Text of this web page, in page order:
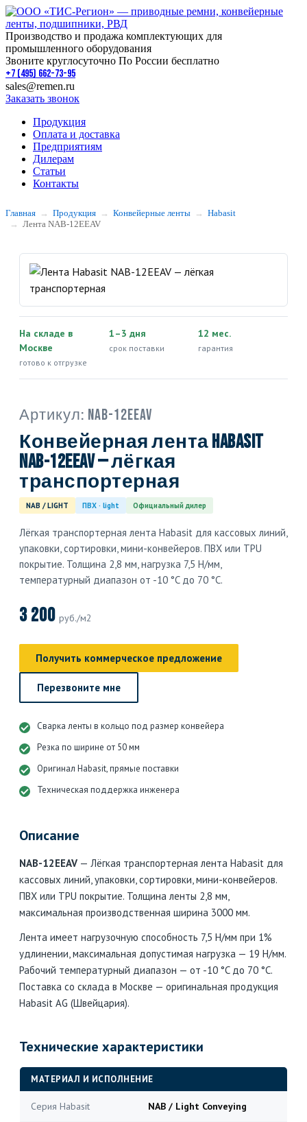
Производство и продажа комплектующих для
промышленного оборудования
Звоните круглосуточно По России бесплатно
+7 (495) 662-73-95
sales@remen.ru
Заказать звонок
Продукция
Оплата и доставка
Предприятиям
Дилерам
Статьи
Контакты
Главная Продукция Конвейерные ленты
Habasit
Лента NAB-12EEAV
На складе в
Москве
готово к отгрузке
1–3 дня
срок поставки
12 мес.
гарантия
Артикул: NAB-12EEAV
Конвейерная лента Habasit
NAB-12EEAV — лёгкая
транспортерная
NAB / LIGHT ПВХ · light Официальный дилер
Лёгкая транспортерная лента Habasit для кассовых линий,
упаковки, сортировки, мини-конвейеров. ПВХ или TPU
покрытие. Толщина 2,8 мм, нагрузка 7,5 Н/мм,
температурный диапазон от -10 °C до 70 °C.
3 200 руб./м2
Получить коммерческое предложение
Перезвоните мне
Сварка ленты в кольцо под размер конвейера
Резка по ширине от 50 мм
Оригинал Habasit, прямые поставки
Техническая поддержка инженера
Описание
NAB-12EEAV — Лёгкая транспортерная лента Habasit для
кассовых линий, упаковки, сортировки, мини-конвейеров.
ПВХ или TPU покрытие. Толщина ленты 2,8 мм,
максимальная производственная ширина 3000 мм.
Лента имеет нагрузочную способность 7,5 Н/мм при 1%
удлинении, максимальная допустимая нагрузка — 19 Н/мм.
Рабочий температурный диапазон — от -10 °C до 70 °C.
Поставка со склада в Москве — оригинальная продукция
Habasit AG (Швейцария).
Технические характеристики
МАТЕРИАЛ И ИСПОЛНЕНИЕ
Серия Habasit NAB / Light Conveying